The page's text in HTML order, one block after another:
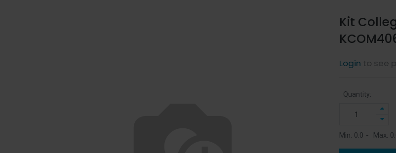
Kit
Login to see
Quantity:
Min: 0.0 - Max: